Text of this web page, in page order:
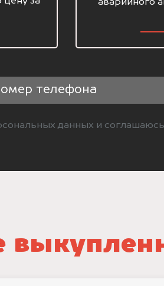
аварийного
данных и